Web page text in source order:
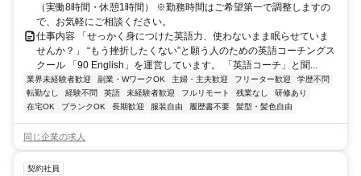
（実働8時間・休憩1時間） ※勤務時間はご希望第一で調整しますの
で、お気軽にご相談ください。
仕事内容 「せっかく身につけた英語力、使わないまま眠らせていま
せんか？」 “もう挫折したくない”と願う人のための英語コーチングス
クール 「90 English」を運営しています。 「英語コーチ」と聞...
業界未経験者歓迎 副業・WワークOK 主婦・主夫歓迎 フリーター歓迎
学歴不問
転勤なし
経験不問 英語 未経験者歓迎 フルリモート 残業なし
研修あり
在宅OK
ブランクOK 長期歓迎 服装自由 履歴書不要 髪型・髪色自由
同じ企業の求人
契約社員